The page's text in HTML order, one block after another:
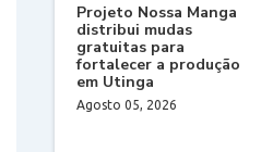
Projeto Nossa Manga
distribui mudas
gratuitas para
fortalecer a produção
em Utinga
Agosto 05, 2026